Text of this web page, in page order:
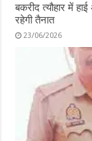
बकरीद त्यौहार में
रहेगी तैनात
23/06/2026